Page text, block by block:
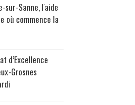
sur-Sanne, l'aide
où commence la
d’Excellence
Grosnes